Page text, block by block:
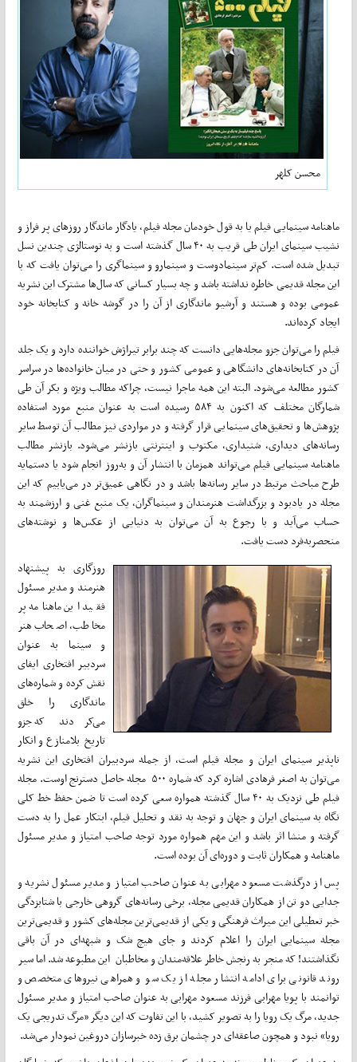
محسن کلهر
ماهنامه سینمایی فیلم یا به قول خودمان مجله فیلم، یادگار ماندگار روزهای پر فراز و
نشیب سینمای ایران طی قریب به ۴۰ سال گذشته است و به نوستالژی چندین نسل
تبدیل شده است. کم‌تر سینما‌دوست و سینمارو و سینماگری را می‌توان یافت که با
این مجله قدیمی خاطره نداشته باشد و چه بسیار کسانی که سال‌ها مشترک این نشریه
عمومی بوده و هستند و آرشیو ماندگاری از آن را در گوشه خانه و کتابخانه خود
ایجاد کرده‌اند.
فیلم را می‌توان جزو مجله‌هایی دانست که چند برابر تیراژش خواننده دارد و یک جلد
آن در کتابخانه‌های دانشگاهی و عمومی کشور و حتی در میان خانواده‌ها در سراسر
کشور مطالعه می‌شود. البته این همه ماجرا نیست، چراکه مطالب ویژه و بکر آن طی
شمارگان مختلف که اکنون به ۵۸۴ رسیده است به عنوان منبع مورد استفاده
پژوهش‌ها و تحقیق‌های سینمایی قرار گرفته و در مواردی نیز مطالب آن توسط سایر
رسانه‌های دیداری، شنیداری، مکتوب و اینترنتی بازنشر می‌شود. بازنشر مطالب
ماهنامه سینمایی فیلم می‌تواند همزمان با انتشار آن و به‌روز انجام شود یا دستمایه
طرح مباحث مرتبط در سایر رسانه‌ها باشد و در نگاهی عمیق‌تر در می‌یابیم که این
مجله در یادبود و بزرگداشت هنرمندان و سینماگران، یک منبع غنی و ارزشمند به
حساب می‌آید و با رجوع به آن می‌توان به دنیایی از عکس‌ها و نوشته‌های
منحصر‌به‌فرد دست یافت.
روزگاری به پیشنهاد
هنرمند و مدیر مسئول
فقید این ماهنامه پر
مخاطب، اصحاب هنر
و سینما به عنوان
سردبیر افتخاری ایفای
نقش کرده و شماره‌های
ماندگاری را خلق
می‌کردند که جزو
تاریخ بلامنازع و انکار
ناپذیر سینمای ایران و مجله فیلم است، از جمله سردبیران افتخاری این نشریه
می‌توان به اصغر فرهادی اشاره کرد که شماره ۵۰۰ مجله حاصل دسترنج اوست. مجله
فیلم طی نزدیک به ۴۰ سال گذشته همواره سعی کرده است تا ضمن حفظ خط کلی
نگاه به سینمای ایران و جهان و توجه به نقد و تحلیل فیلم، ابتکار عمل را به دست
گرفته و منشا اثر باشد و این مهم همواره مورد توجه صاحب امتیاز و مدیر مسئول
ماهنامه و همکاران ثابت و دوره‌ای آن بوده است.
پس از درگذشت مسعود مهرابی به عنوان صاحب امتیاز و مدیر مسئول نشریه و
جدایی دو تن از همکاران قدیمی مجله، برخی رسانه‌های گروهی خارجی با شتابزدگی
خبر تعطیلی این میراث فرهنگی و یکی از قدیمی‌ترین مجله‌های کشور و قدیمی‌ترین
مجله سینمایی ایران را اعلام کردند و جای هیچ شک و شبهه‌ای در آن باقی
نگذاشتند! که منجر به رنجش خاطر علاقه‌مندان و مخاطبان این مطبوعه شد. اما سیر
روند قانونی برای ادامه انتشار مجله از یک سو و همراهی نیروهای متخصص و
توانمند با پویا مهرابی فرزند مسعود مهرابی به عنوان صاحب امتیاز و مدیر مسئول
جدید، مرگ یک رویا را به تصویر کشید، با این تفاوت که این دیگر «مرگ تدریجی یک
رویا» نبود و همچون صاعقه‌ای در چشمان برق زده خبرسازان دروغین نمودار می‌شد.